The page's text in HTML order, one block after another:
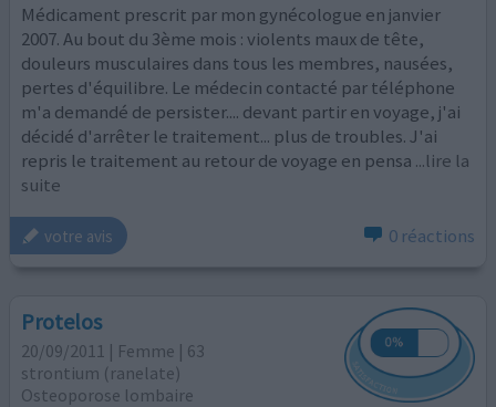
Médicament prescrit par mon gynécologue en janvier
2007. Au bout du 3ème mois : violents maux de tête,
douleurs musculaires dans tous les membres, nausées,
pertes d'équilibre. Le médecin contacté par téléphone
m'a demandé de persister.... devant partir en voyage, j'ai
décidé d'arrêter le traitement... plus de troubles. J'ai
repris le traitement au retour de voyage en pensa ...lire la
suite
votre avis 0 réactions
Protelos
20/09/2011 | Femme | 63
strontium (ranelate)
Osteoporose lombaire